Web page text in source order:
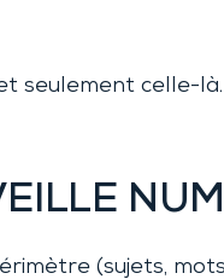
seulement celle-là.
(sujets,